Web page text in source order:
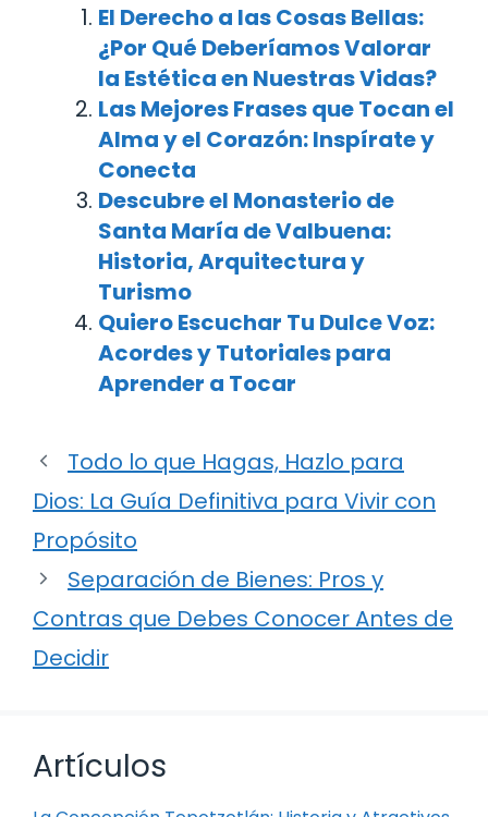
El Derecho a las Cosas Bellas:
¿Por Qué Deberíamos Valorar
la Estética en Nuestras Vidas?
Las Mejores Frases que Tocan el
Alma y el Corazón: Inspírate y
Conecta
Descubre el Monasterio de
Santa María de Valbuena:
Historia, Arquitectura y
Turismo
Quiero Escuchar Tu Dulce Voz:
Acordes y Tutoriales para
Aprender a Tocar
Todo lo que Hagas, Hazlo para
Dios: La Guía Definitiva para Vivir con
Propósito
Separación de Bienes: Pros y
Contras que Debes Conocer Antes de
Decidir
Artículos